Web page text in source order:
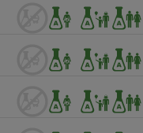
Cafetière à expressos